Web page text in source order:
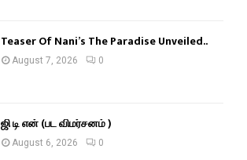
Teaser Of Nani’s The Paradise Unveiled..
August 7, 2026 0
ஜி டி என் (பட விமர்சனம் )
August 6, 2026 0